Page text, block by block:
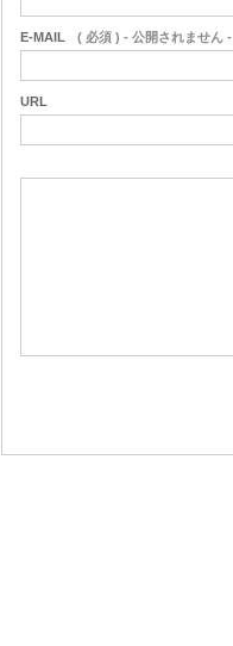
E-MAIL ( 必須 ) - 公開されません -
URL